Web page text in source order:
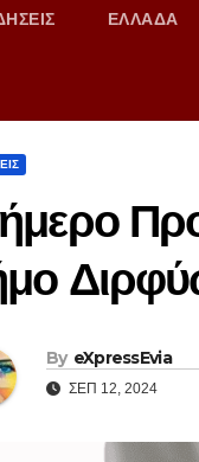
ΕΛΛΑΔΑ
By eXpressEvia
ΣΕΠ 12, 2024